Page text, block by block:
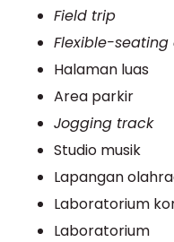
Field trip
Flexible-seating
Halaman luas
Area parkir
Jogging track
Studio musik
Lapangan
Laboratorium
Laboratorium